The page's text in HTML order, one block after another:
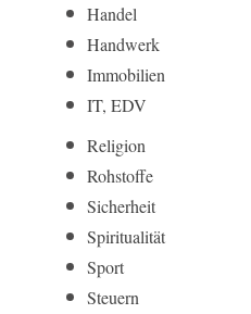
Handel
Handwerk
Immobilien
IT, EDV
Religion
Rohstoffe
Sicherheit
Spiritualität
Sport
Steuern